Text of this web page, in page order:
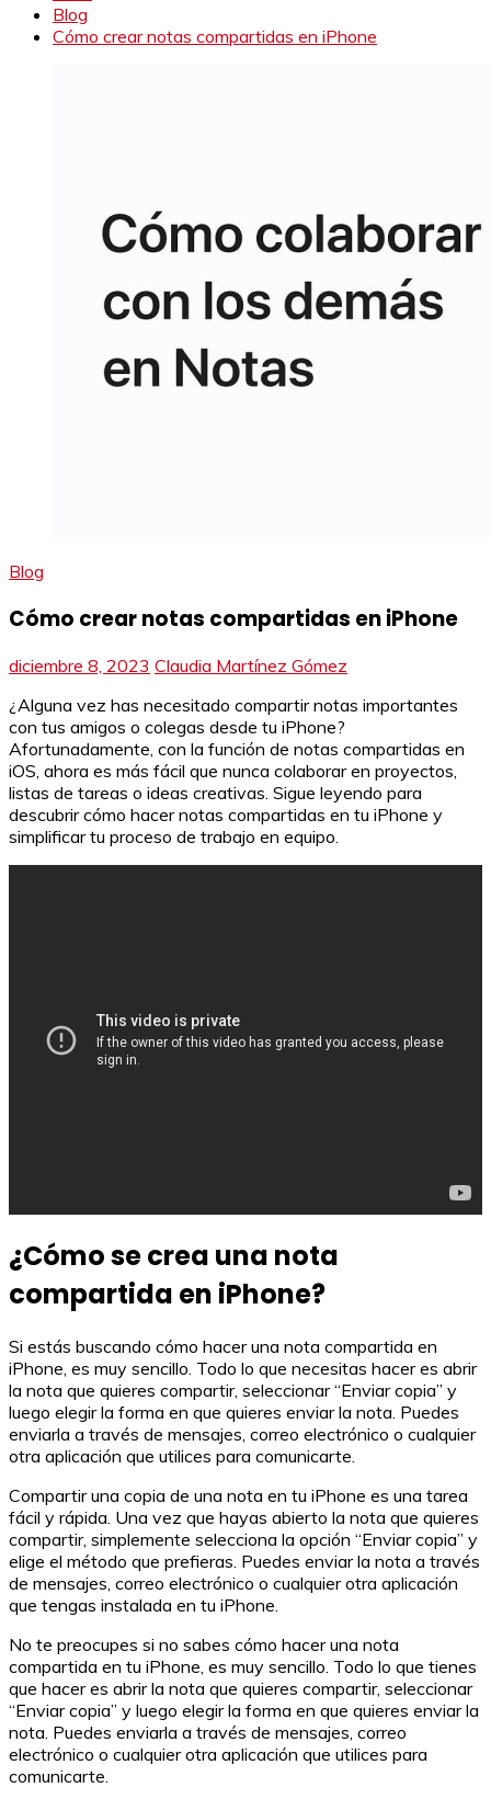
Blog
Cómo crear notas compartidas en iPhone
Blog
Cómo crear notas compartidas en iPhone
diciembre 8, 2023 Claudia Martínez Gómez
¿Alguna vez has necesitado compartir notas importantes
con tus amigos o colegas desde tu iPhone?
Afortunadamente, con la función de notas compartidas en
iOS, ahora es más fácil que nunca colaborar en proyectos,
listas de tareas o ideas creativas. Sigue leyendo para
descubrir cómo hacer notas compartidas en tu iPhone y
simplificar tu proceso de trabajo en equipo.
¿Cómo se crea una nota
compartida en iPhone?
Si estás buscando cómo hacer una nota compartida en
iPhone, es muy sencillo. Todo lo que necesitas hacer es abrir
la nota que quieres compartir, seleccionar “Enviar copia” y
luego elegir la forma en que quieres enviar la nota. Puedes
enviarla a través de mensajes, correo electrónico o cualquier
otra aplicación que utilices para comunicarte.
Compartir una copia de una nota en tu iPhone es una tarea
fácil y rápida. Una vez que hayas abierto la nota que quieres
compartir, simplemente selecciona la opción “Enviar copia” y
elige el método que prefieras. Puedes enviar la nota a través
de mensajes, correo electrónico o cualquier otra aplicación
que tengas instalada en tu iPhone.
No te preocupes si no sabes cómo hacer una nota
compartida en tu iPhone, es muy sencillo. Todo lo que tienes
que hacer es abrir la nota que quieres compartir, seleccionar
“Enviar copia” y luego elegir la forma en que quieres enviar la
nota. Puedes enviarla a través de mensajes, correo
electrónico o cualquier otra aplicación que utilices para
comunicarte.